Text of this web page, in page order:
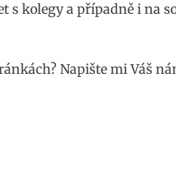
s kolegy a případně i na
Napište mi Váš